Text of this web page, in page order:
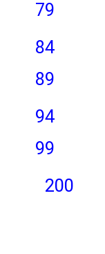
79
84
89
94
99
200